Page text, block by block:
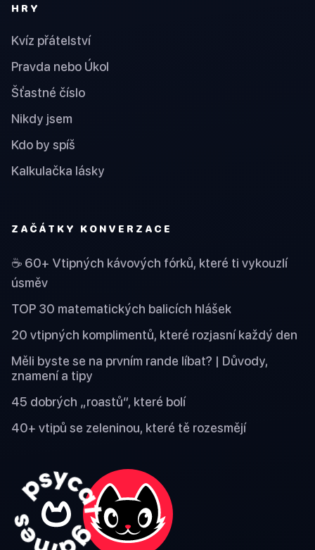
HRY
Kvíz přátelství
Pravda nebo Úkol
Šťastné číslo
Nikdy jsem
Kdo by spíš
Kalkulačka lásky
ZAČÁTKY KONVERZACE
☕ 60+ Vtipných kávových fórků, které ti vykouzlí
úsměv
TOP 30 matematických balicích hlášek
20 vtipných komplimentů, které rozjasní každý den
Měli byste se na prvním rande líbat? | Důvody,
znamení a tipy
45 dobrých „roastů“, které bolí
40+ vtipů se zeleninou, které tě rozesmějí